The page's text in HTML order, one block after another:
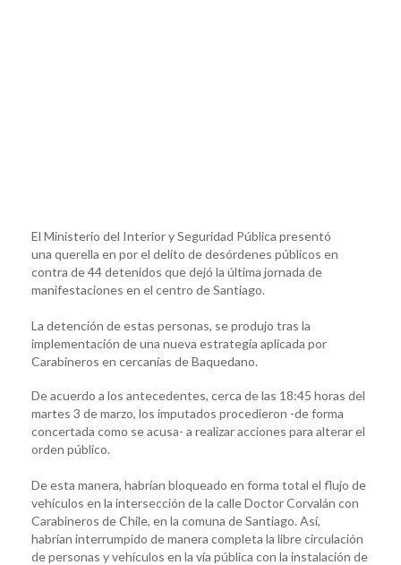
El Ministerio del Interior y Seguridad Pública presentó
una querella en por el delito de desórdenes públicos en
contra de 44 detenidos que dejó la última jornada de
manifestaciones en el centro de Santiago.
La detención de estas personas, se produjo tras la
implementación de una nueva estrategia aplicada por
Carabineros en cercanías de Baquedano.
De acuerdo a los antecedentes, cerca de las 18:45 horas del
martes 3 de marzo, los imputados procedieron -de forma
concertada como se acusa- a realizar acciones para alterar el
orden público.
De esta manera, habrían bloqueado en forma total el flujo de
vehículos en la intersección de la calle Doctor Corvalán con
Carabineros de Chile, en la comuna de Santiago. Así,
habrían interrumpido de manera completa la libre circulación
de personas y vehículos en la vía pública con la instalación de